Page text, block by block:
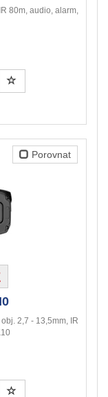
80m, audio, alarm,
Porovnat
2,7 - 13,5mm, IR